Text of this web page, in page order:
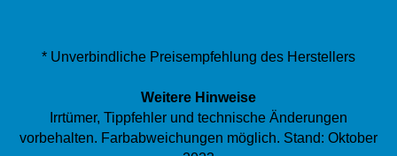
* Unverbindliche Preisempfehlung des Herstellers
Weitere Hinweise
Irrtümer, Tippfehler und technische Änderungen
vorbehalten. Farbabweichungen möglich. Stand: Oktober